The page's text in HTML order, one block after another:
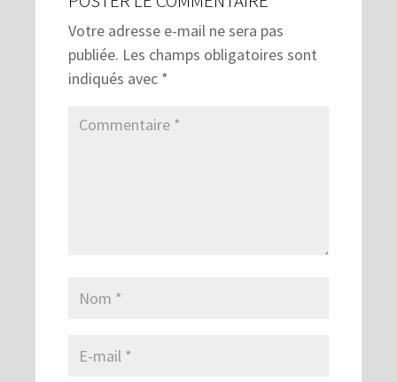
Votre adresse e-mail ne sera pas
publiée. Les champs obligatoires sont
indiqués avec *